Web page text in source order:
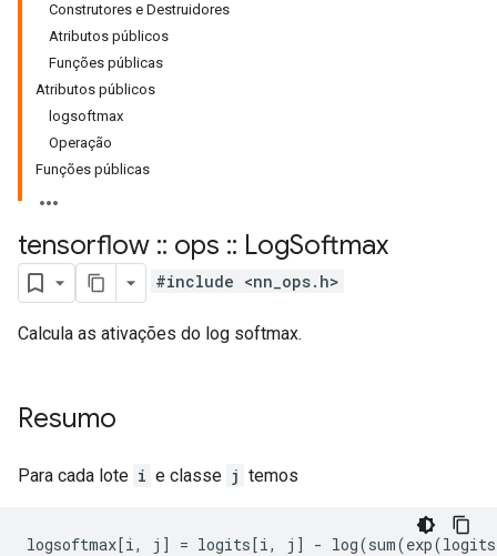
Construtores e Destruidores
Atributos públicos
Funções públicas
Atributos públicos
logsoftmax
Operação
Funções públicas
tensorflow :: ops :: LogSoftmax
#include <nn_ops.h>
Calcula as ativações do log softmax.
Resumo
Para cada lote i e classe j temos
logsoftmax[i, j ] = logits[i, j ] - log(sum(exp(logits